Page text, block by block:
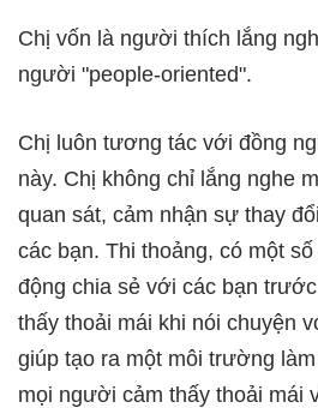
Chị vốn là người thích lắng
người "people-oriented".
Chị luôn tương tác với đồng
này. Chị không chỉ lắng nghe
quan sát, cảm nhận sự thay
các bạn. Thi thoảng, có một
động chia sẻ với các bạn
thấy thoải mái khi nói chuyện
giúp tạo ra một môi trường
mọi người cảm thấy thoải mái